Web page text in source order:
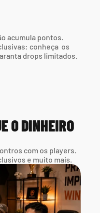
acumula pontos.
conheça  os
drops limitados.
O DINHEIRO
com os players.
e muito mais.